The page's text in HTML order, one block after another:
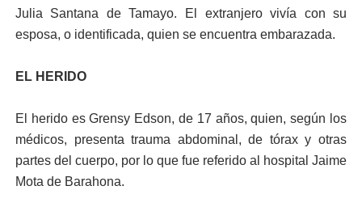
Julia Santana de Tamayo. El extranjero vivía con su
esposa, o identificada, quien se encuentra embarazada.
EL HERIDO
El herido es Grensy Edson, de 17 años, quien, según los
médicos, presenta trauma abdominal, de tórax y otras
partes del cuerpo, por lo que fue referido al hospital Jaime
Mota de Barahona.